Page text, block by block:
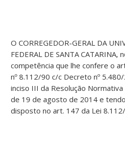
O CORREGEDOR-GERAL DA
FEDERAL DE SANTA CATARINA,
competência que lhe confere o
nº 8.112/90 c/c Decreto nº
inciso III da Resolução
de 19 de agosto de 2014 e
disposto no art. 147 da Lei 8.112/